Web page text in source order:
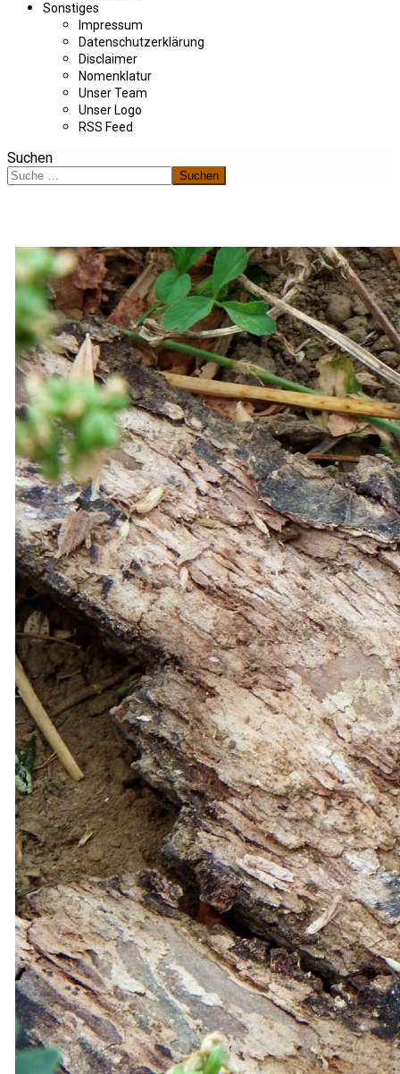
Sonstiges
Impressum
Datenschutzerklärung
Disclaimer
Nomenklatur
Unser Team
Unser Logo
RSS Feed
Suchen
Suchen